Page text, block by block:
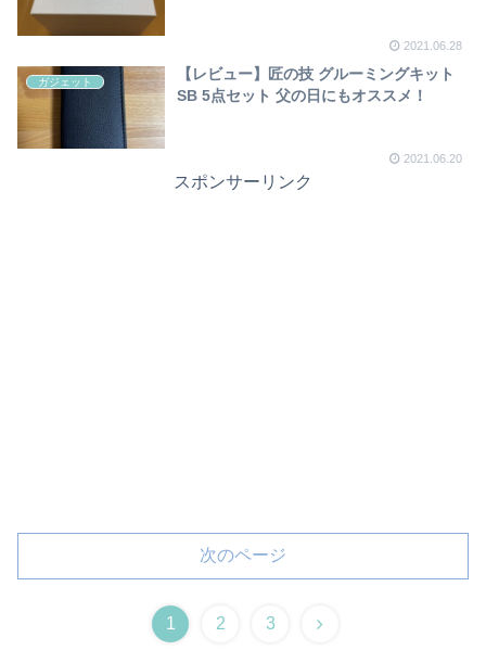
2021.06.28
ガジェット
【レビュー】匠の技 グルーミングキット
SB 5点セット 父の日にもオススメ！
2021.06.20
スポンサーリンク
次のページ
1 2 3